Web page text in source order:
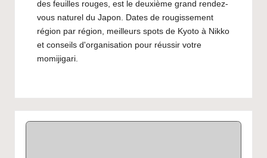
des feuilles rouges, est le deuxième grand rendez-
vous naturel du Japon. Dates de rougissement
région par région, meilleurs spots de Kyoto à Nikko
et conseils d'organisation pour réussir votre
momijigari.